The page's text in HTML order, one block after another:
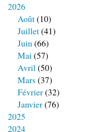
2026
Août(10)
Juillet(41)
Juin(66)
Mai(57)
Avril(50)
Mars (37)
Février(32)
Janvier(76)
2025
2024